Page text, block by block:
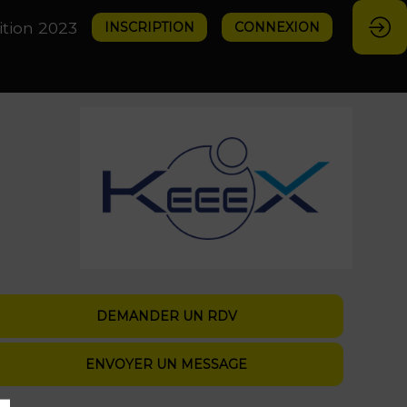
2023 INSCRIPTION CONNEXION
DEMANDER UN RDV
ENVOYER UN MESSAGE